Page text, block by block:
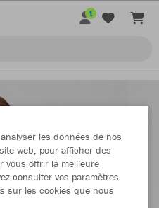
1
les données de nos
web, pour afficher des
vous offrir la meilleure
consulter vos paramètres
sur les cookies que nous